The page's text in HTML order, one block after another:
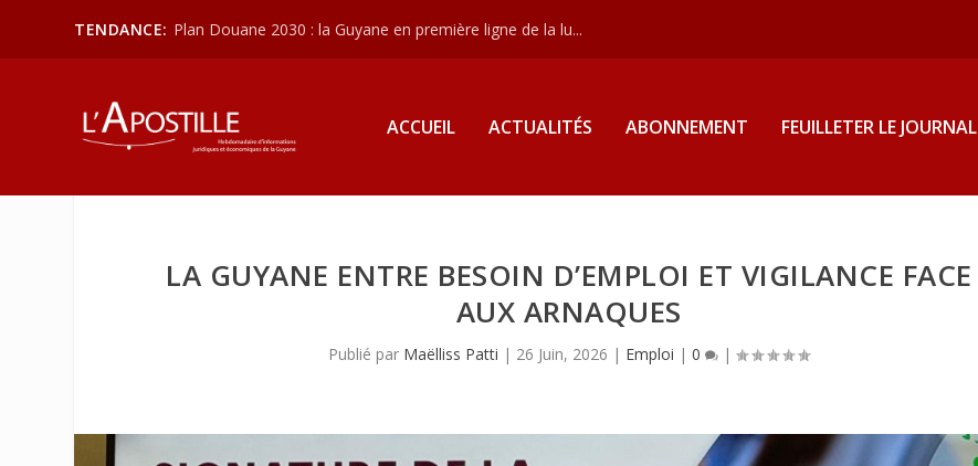
TENDANCE: Plan Douane 2030 : la Guyane en première ligne de la lu...
ACCUEIL ACTUALITÉS ABONNEMENT FEUILLETER LE JOURNAL
LA GUYANE ENTRE BESOIN D’EMPLOI ET VIGILANCE FACE
AUX ARNAQUES
Publié par Maëlliss Patti | 26 Juin, 2026 | Emploi |0 |